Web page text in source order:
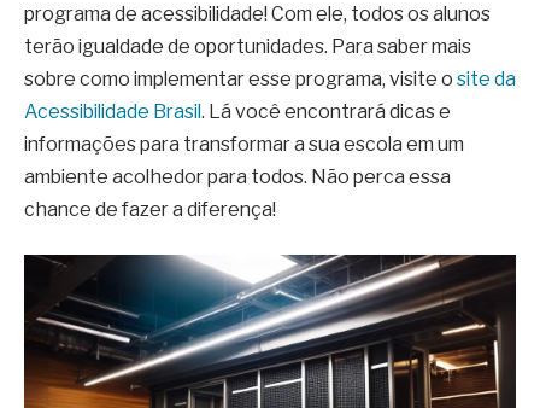
programa de acessibilidade! Com ele, todos os alunos
terão igualdade de oportunidades. Para saber mais
sobre como implementar esse programa, visite o site da
Acessibilidade Brasil. Lá você encontrará dicas e
informações para transformar a sua escola em um
ambiente acolhedor para todos. Não perca essa
chance de fazer a diferença!